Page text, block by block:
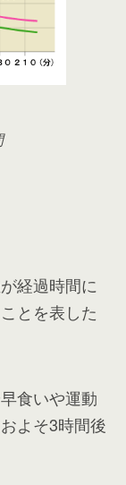
経過時間に
とを表した
食いや運動
よそ3時間後